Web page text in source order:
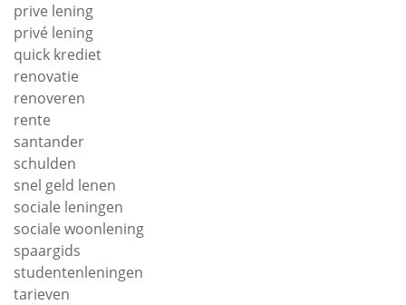
prive lening
privé lening
quick krediet
renovatie
renoveren
rente
santander
schulden
snel geld lenen
sociale leningen
sociale woonlening
spaargids
studentenleningen
tarieven